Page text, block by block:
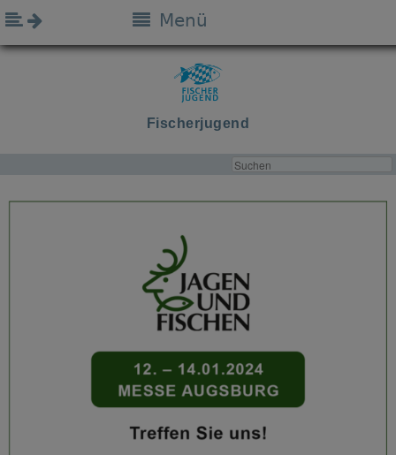
Fischerjugend
Menü